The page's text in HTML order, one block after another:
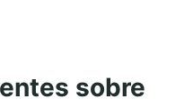
sobre